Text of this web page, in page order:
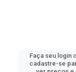
Faça seu login
cadastre-se